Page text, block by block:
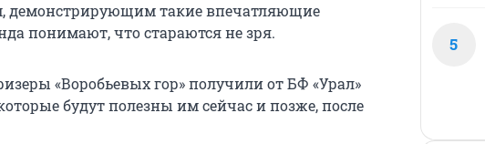
демонстрирующим такие впечатляющие
понимают, что стараются не зря.
«Воробьевых гор» получили от БФ «Урал»
будут полезны им сейчас и позже, после
5